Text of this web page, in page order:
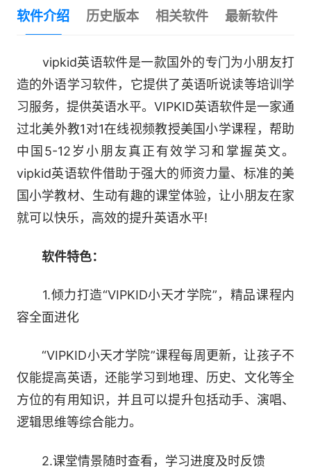
软件介绍 历史版本 相关软件 最新软件
vipkid英语软件是一款国外的专门为小朋友打
造的外语学习软件，它提供了英语听说读等培训学
习服务，提供英语水平。VIPKID英语软件是一家通
过北美外教1对1在线视频教授美国小学课程，帮助
中国5-12岁小朋友真正有效学习和掌握英文。
vipkid英语软件借助于强大的师资力量、标准的美
国小学教材、生动有趣的课堂体验，让小朋友在家
就可以快乐，高效的提升英语水平!
软件特色：
1.倾力打造“VIPKID小天才学院”，精品课程内
容全面进化
“VIPKID小天才学院”课程每周更新，让孩子不
仅能提高英语，还能学习到地理、历史、文化等全
方位的有用知识，并且可以提升包括动手、演唱、
逻辑思维等综合能力。
2.课堂情景随时查看，学习进度及时反馈